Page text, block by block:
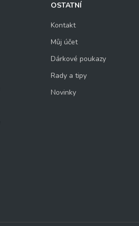
OSTATNÍ
Kontakt
Můj účet
Dárkové poukazy
Rady a tipy
Novinky